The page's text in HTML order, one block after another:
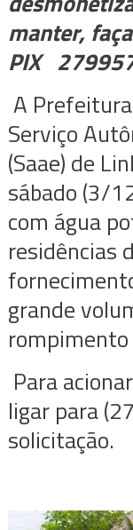
manter,
PIX
A
Serviço
(Saae) de
sábado (3/
com água
residências
grande
rompimento
Para
ligar para
solicitação.